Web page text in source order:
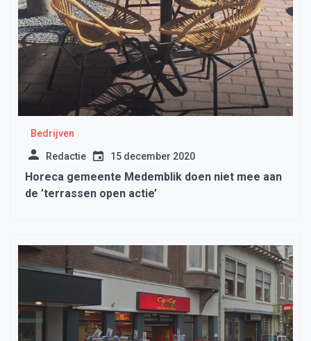
Bedrijven
Redactie 15 december 2020
Horeca gemeente Medemblik doen niet mee aan
de ’terrassen open actie’